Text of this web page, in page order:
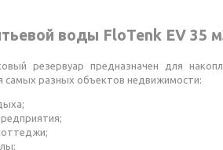
воды FloTenk EV 35
резервуар предназначен для
самых разных объектов недвижимости: